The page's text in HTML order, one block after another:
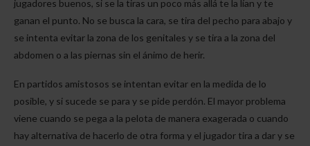
jugadores buenos, si se la tiras un poco más allá te la lían y te
ganan el punto. No se busca la cara, se tira del pecho para abajo y
se intenta evitar la zona de los genitales y se tira a la zona del
abdomen o a las piernas sin el ánimo de herir.
En partidos amistosos se intentan evitar en la medida de lo
posible, y si sucede se para y se pide perdón. El mayor problema
viene cuando se pega a la pelota de manera exagerada o cuando
hay alternativa de hacerlo de otra forma y el jugador tira a dar y se